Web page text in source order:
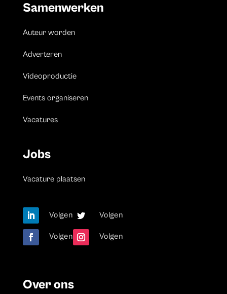
Samenwerken
Auteur worden
Adverteren
Videoproductie
Events organiseren
Vacatures
Jobs
Vacature plaatsen
Volgen Volgen
Volgen Volgen
Over ons